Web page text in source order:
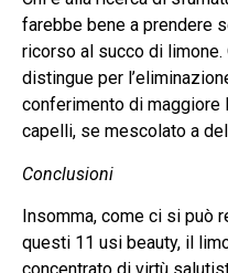
farebbe bene a prendere
ricorso al succo di
distingue per
conferimento di
capelli, se mescolato a
Conclusioni
Insomma, come ci si può
questi 11 usi beauty, il